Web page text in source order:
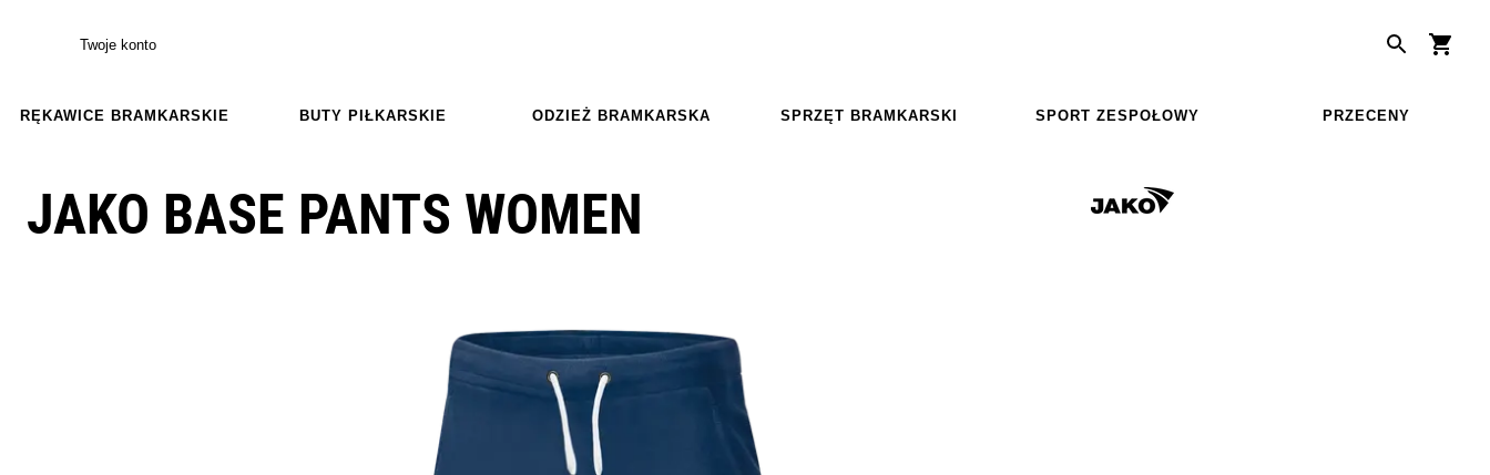
Twoje konto
RĘKAWICE BRAMKARSKIE BUTY PIŁKARSKIE ODZIEŻ BRAMKARSKA SPRZĘT BRAMKARSKI SPORT ZESPOŁOWY PRZECENY
JAKO BASE PANTS WOMEN